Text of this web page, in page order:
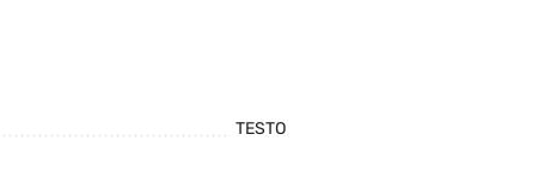
TESTO